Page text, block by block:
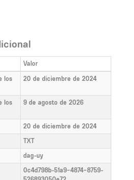
Valor
los
20 de diciembre de 2024
los
9 de agosto de 2026
20 de diciembre de 2024
TXT
dag-uy
0c4d798b-51a9-4874-8759-